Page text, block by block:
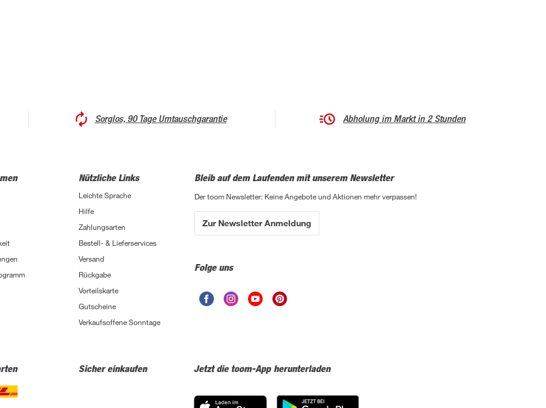
Sorglos, 90 Tage Umtauschgarantie Abholung im Markt in 2 Stunden
Nützliche Links
Leichte Sprache
Hilfe
Zahlungsarten
Bestell- & Lieferservices
Versand
Rückgabe
Vorteilskarte
Gutscheine
Verkaufsoffene Sonntage
Bleib auf dem Laufenden mit unserem Newsletter
Der toom Newsletter: Keine Angebote und Aktionen mehr verpassen!
Zur Newsletter Anmeldung
Folge uns
Sicher einkaufen Jetzt die toom-App herunterladen